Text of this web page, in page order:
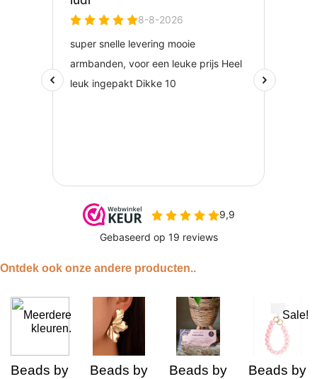
Ontdek ook onze andere producten..
Meerdere
kleuren.
Beads by
Beads by
Beads by
Sale!
Beads by